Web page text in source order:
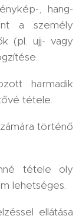
, hang-
a személy
(pl. ujj- vagy
harmadik
tétele.
történő
tétele oly
lehetséges.
ellátása